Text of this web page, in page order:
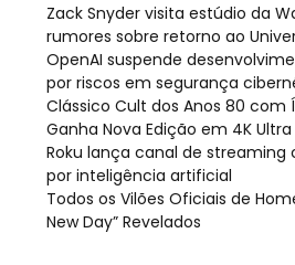
Zack Snyder visita estúdio da
rumores sobre retorno ao
OpenAI suspende
por riscos em segurança
Clássico Cult dos Anos 80 com
Ganha Nova Edição em 4K Ultra
Roku lança canal de
por inteligência artificial
Todos os Vilões Oficiais de
New Day” Revelados